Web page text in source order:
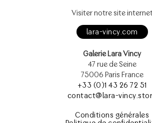
Visiter notre site
lara-vincy.com
Galerie Lara Vincy
47 rue de Seine
75006 Paris France
+33 (0)1 43 26 72 51
contact@lara-
Conditions générales